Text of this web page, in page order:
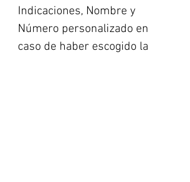
Indicaciones, Nombre y
Número personalizado en
caso de haber escogido la